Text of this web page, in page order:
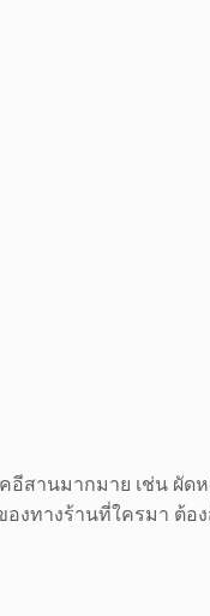
อีสานมากมาย เช่น ผัด
องทางร้านที่ใครมา ต้อ